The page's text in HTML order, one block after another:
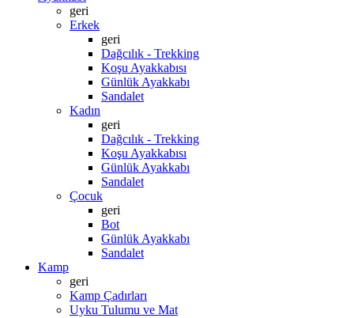
geri
Erkek
geri
Dağcılık - Trekking
Koşu Ayakkabısı
Günlük Ayakkabı
Sandalet
Kadın
geri
Dağcılık - Trekking
Koşu Ayakkabısı
Günlük Ayakkabı
Sandalet
Çocuk
geri
Bot
Günlük Ayakkabı
Sandalet
Kamp
geri
Kamp Çadırları
Uyku Tulumu ve Mat